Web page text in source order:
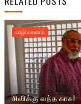
யாழ்ப்பாணம்
சிவிக்கு வந்த காசு!